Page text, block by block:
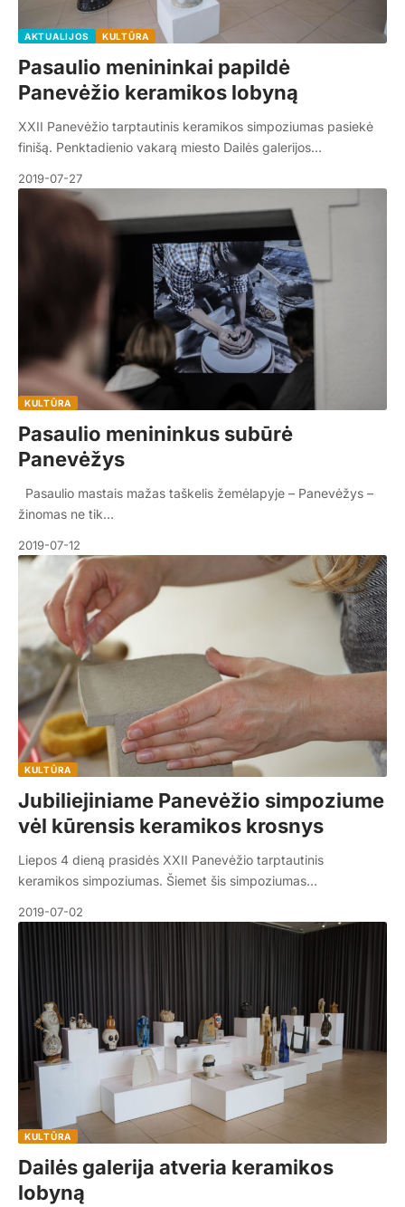
AKTUALIJOS KULTŪRA
Pasaulio menininkai papildė
Panevėžio keramikos lobyną
XXII Panevėžio tarptautinis keramikos simpoziumas pasiekė
finišą. Penktadienio vakarą miesto Dailės galerijos…
2019-07-27
KULTŪRA
Pasaulio menininkus subūrė
Panevėžys
Pasaulio mastais mažas taškelis žemėlapyje – Panevėžys –
žinomas ne tik…
2019-07-12
KULTŪRA
Jubiliejiniame Panevėžio simpoziume
vėl kūrensis keramikos krosnys
Liepos 4 dieną prasidės XXII Panevėžio tarptautinis
keramikos simpoziumas. Šiemet šis simpoziumas…
2019-07-02
KULTŪRA
Dailės galerija atveria keramikos
lobyną